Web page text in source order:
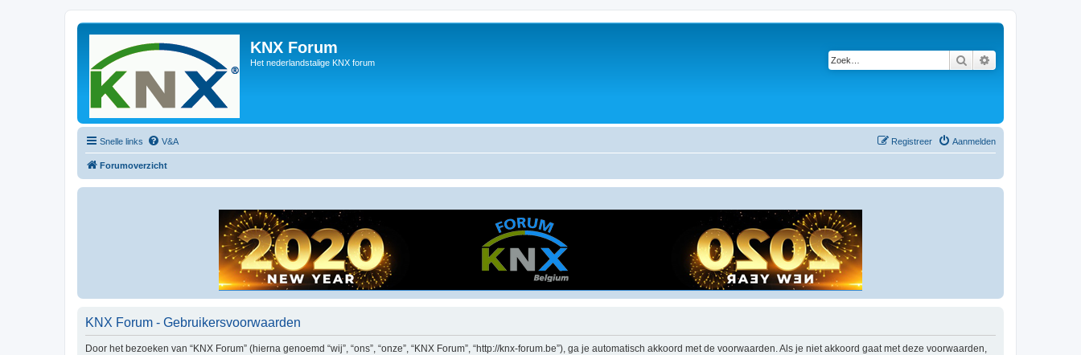
KNX Forum
Het nederlandstalige KNX forum Zoek
Snelle links V&A Aanmelden
Registreer
Forumoverzicht
KNX Forum - Gebruikersvoorwaarden
Door het bezoeken van “KNX Forum” (hierna genoemd “wij”, “ons”, “onze”, “KNX Forum”, “http://knx-forum.be”), ga je automatisch akkoord met de voorwaarden. Als je niet akkoord gaat met deze voorwaarden,